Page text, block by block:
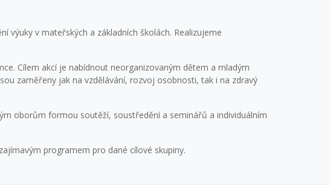
v mateřských a základních školách. Realizujeme
Cílem akcí je nabídnout neorganizovaným dětem a mladým
zaměřeny jak na vzdělávání, rozvoj osobnosti, tak i na zdravý
oborům formou soutěží, soustředění a seminářů a individuálním
programem pro dané cílové skupiny.